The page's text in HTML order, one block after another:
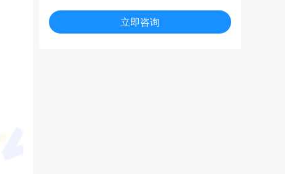
度。所带学员于规划期收获毕马威、
尼尔森、标普等多个名企实习offer，
成功拿到港三新二、G5等多所名校录
立即咨询